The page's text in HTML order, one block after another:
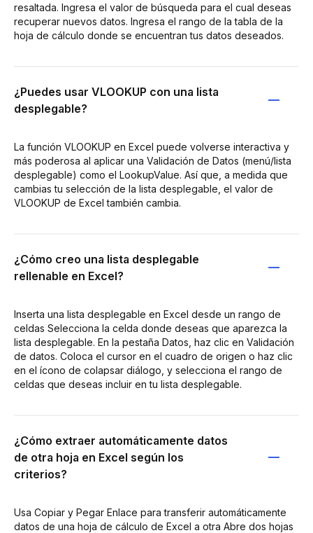
resaltada. Ingresa el valor de búsqueda para el cual deseas
recuperar nuevos datos. Ingresa el rango de la tabla de la
hoja de cálculo donde se encuentran tus datos deseados.
¿Puedes usar VLOOKUP con una lista
desplegable?
La función VLOOKUP en Excel puede volverse interactiva y
más poderosa al aplicar una Validación de Datos (menú/lista
desplegable) como el LookupValue. Así que, a medida que
cambias tu selección de la lista desplegable, el valor de
VLOOKUP de Excel también cambia.
¿Cómo creo una lista desplegable
rellenable en Excel?
Inserta una lista desplegable en Excel desde un rango de
celdas Selecciona la celda donde deseas que aparezca la
lista desplegable. En la pestaña Datos, haz clic en Validación
de datos. Coloca el cursor en el cuadro de origen o haz clic
en el ícono de colapsar diálogo, y selecciona el rango de
celdas que deseas incluir en tu lista desplegable.
¿Cómo extraer automáticamente datos
de otra hoja en Excel según los
criterios?
Usa Copiar y Pegar Enlace para transferir automáticamente
datos de una hoja de cálculo de Excel a otra Abre dos hojas